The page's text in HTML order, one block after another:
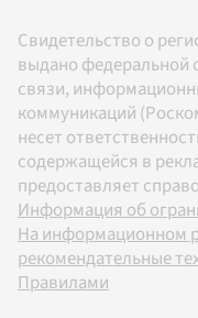
Свидетельство о
выдано федеральной
связи,
коммуникаций
несет
содержащейся в
предоставляет
Информация об
На информационном
рекомендательные
Правилами